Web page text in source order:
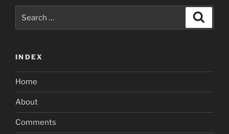
for:
INDEX
Home
About
Comments